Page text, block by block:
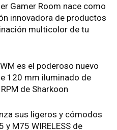
Gamer Room nace como
innovadora de productos
multicolor de tu
es el poderoso nuevo
120 mm iluminado de
de Sharkoon
sus ligeros y cómodos
y M75 WIRELESS de